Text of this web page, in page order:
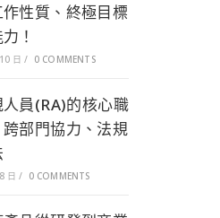
性質、終極目標
！
日 / 0 COMMENTS
員(RA)的核心職
部門協力、法規
日 / 0 COMMENTS